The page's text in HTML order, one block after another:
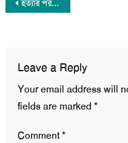
হত্যার পর আগুনে পুড়িয়ে দেয়ার ঘটনায় অভিযুক্ত সাবেক অতিরিক্ত পুলিশ সুপার আটক
Leave a Reply
Your email address will
fields are marked *
Comment*